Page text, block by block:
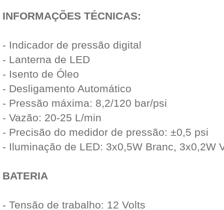
INFORMAÇÕES TÉCNICAS:
- Indicador de pressão digital
- Lanterna de LED
- Isento de Óleo
- Desligamento Automático
- Pressão máxima: 8,2/120 bar/psi
- Vazão: 20-25 L/min
- Precisão do medidor de pressão: ±0,5 psi
- Iluminação de LED: 3x0,5W Branc, 3x0,2W
BATERIA
- Tensão de trabalho: 12 Volts